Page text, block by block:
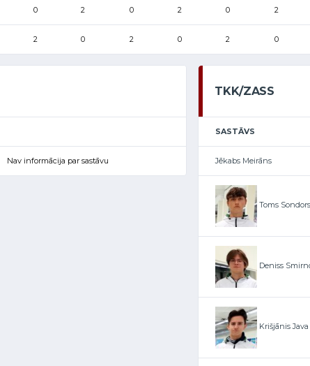
0 2 0 2 0 2
2 0 2 0 2 0
Nav informācija par sastāvu
TKK/ZASS
SASTĀVS
Jēkabs Meirāns
Toms Sondors
Deniss
Krišjānis Java